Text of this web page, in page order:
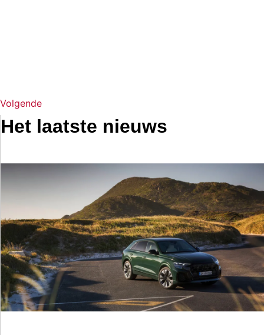
Volgende
Het laatste nieuws